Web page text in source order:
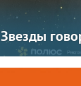
Звезды